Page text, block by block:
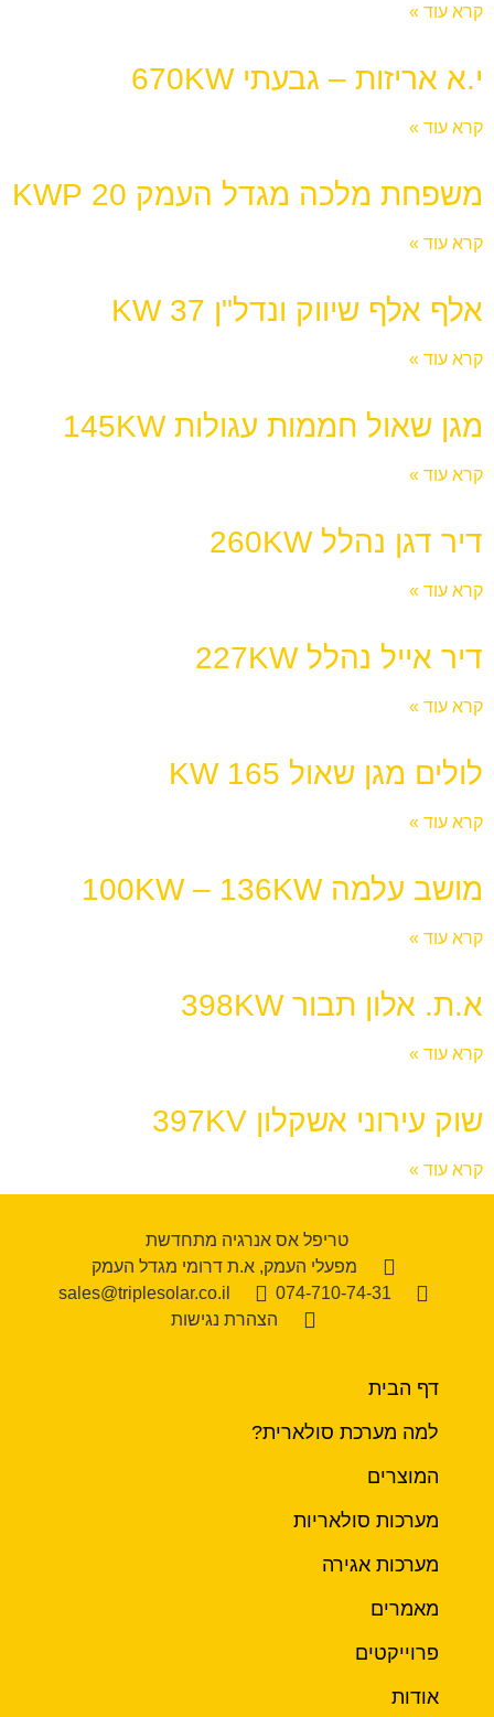
קרא עוד »
י.א אריזות – גבעתי 670KW
קרא עוד »
משפחת מלכה מגדל העמק 20 KWP
קרא עוד »
אלף אלף שיווק ונדל"ן 37 KW
קרא עוד »
מגן שאול חממות עגולות 145KW
קרא עוד »
דיר דגן נהלל 260KW
קרא עוד »
דיר אייל נהלל 227KW
קרא עוד »
לולים מגן שאול 165 KW
קרא עוד »
מושב עלמה 100KW – 136KW
קרא עוד »
א.ת. אלון תבור 398KW
קרא עוד »
שוק עירוני אשקלון 397KV
קרא עוד »
טריפל אס אנרגיה מתחדשת
מפעלי העמק, א.ת דרומי מגדל העמק
074-710-74-31
sales@triplesolar.co.il
הצהרת נגישות
דף הבית
למה מערכת סולארית?
המוצרים
מערכות סולאריות
מערכות אגירה
מאמרים
פרוייקטים
אודות